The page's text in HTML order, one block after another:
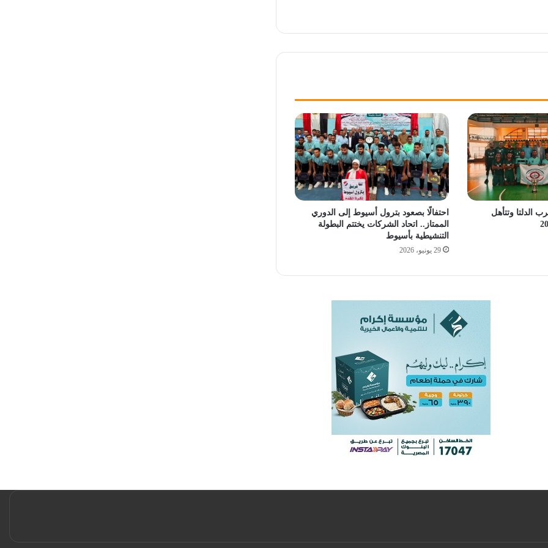
الدلتا وتتأهل
احتفالًا بصعود بترول أسيوط إلى الدوري
الممتاز.. اتحاد الشركات يختتم البطولة
التنشيطية بأسيوط
29 يونيو، 2026